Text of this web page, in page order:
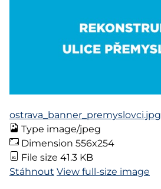
ostrava_banner_premyslovci.jpg
Type image/jpeg
Dimension 556x254
File size 41.3 KB
Stáhnout View full-size image